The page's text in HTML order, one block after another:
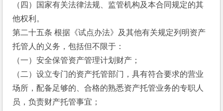
（四）国家有关法律法规、监管机构及本合同规定的其
他权利。
第二十五条 根据《试点办法》及其他有关规定列明资产
托管人的义务，包括但不限于：
（一）安全保管资产管理计划财产；
（二）设立专门的资产托管部门，具有符合要求的营业
场所，配备足够的、合格的熟悉资产托管业务的专职人
员，负责财产托管事宜；